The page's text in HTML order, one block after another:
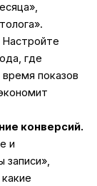
Настройте
где
показов
конверсий.
и
записи»,